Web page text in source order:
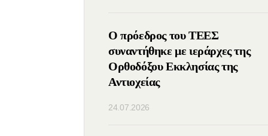
Ο πρόεδρος του ΤΕΕΣ
συναντήθηκε με ιεράρχες της
Ορθοδόξου Εκκλησίας της
Αντιοχείας
24.07.2026